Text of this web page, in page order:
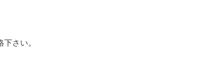
さい。